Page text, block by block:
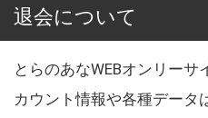
退会について
とらのあなWEBオンリー
カウント情報や各種データ